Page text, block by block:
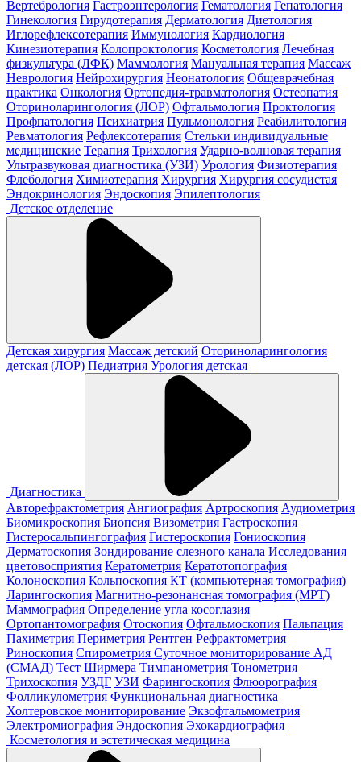
Вертебрология Гастроэнтерология Гематология Гепатология
Гинекология Гирудотерапия Дерматология Диетология
Иглорефлексотерапия Иммунология Кардиология
Кинезиотерапия Колопроктология Косметология Лечебная
физкультура (ЛФК) Маммология Мануальная терапия Массаж
Неврология Нейрохирургия Неонатология Общеврачебная
практика Онкология Ортопедия-травматология Остеопатия
Оториноларингология (ЛОР) Офтальмология Проктология
Профпатология Психиатрия Пульмонология Реабилитология
Ревматология Рефлексотерапия Стельки индивидуальные
медицинские Терапия Трихология Ударно-волновая терапия
Ультразвуковая диагностика (УЗИ) Урология Физиотерапия
Флебология Химиотерапия Хирургия Хирургия сосудистая
Эндокринология Эндоскопия Эпилептология
Детское отделение
Детская хирургия Массаж детский Оториноларингология
детская (ЛОР) Педиатрия Урология детская
Диагностика
Авторефрактометрия Ангиография Артроскопия Аудиометрия
Биомикроскопия Биопсия Визометрия Гастроскопия
Гистеросальпингография Гистероскопия Гониоскопия
Дерматоскопия Зондирование слезного канала Исследования
цветовосприятия Кератометрия Кератотопография
Колоноскопия Кольпоскопия КТ (компьютерная томография)
Ларингоскопия Магнитно-резонансная томография (МРТ)
Маммография Определение угла косоглазия
Ортопантомография Отоскопия Офтальмоскопия Пальпация
Пахиметрия Периметрия Рентген Рефрактометрия
Риноскопия Спирометрия Суточное мониторирование АД
(СМАД) Тест Ширмера Тимпанометрия Тонометрия
Трихоскопия УЗДГ УЗИ Фарингоскопия Флюорография
Фолликулометрия Функциональная диагностика
Холтеровское мониторирование Экзофтальмометрия
Электромиография Эндоскопия Эхокардиография
Косметология и эстетическая медицина